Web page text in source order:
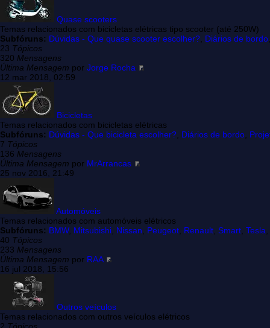
Quase scooters
Temas relacionados com bicicletas elétricas tipo scooter (até 250W)
Subfóruns: Dúvidas - Que quase scooter escolher? Diários de bordo
23 Tópicos
320 Mensagens
Última Mensagem por Jorge Rocha
12 mar 2018, 02:59
Bicicletas
Temas relacionados com bicicletas elétricas
Subfóruns: Dúvidas - Que bicicleta escolher? Diários de bordo
7 Tópicos
136 Mensagens
Última Mensagem por MrArrancas
25 nov 2016, 21:49
Automóveis
Temas relacionados com automóveis elétricos
Subfóruns: BMW, Mitsubishi Nissan Peugeot Renault Smart Tesla
40 Tópicos
233 Mensagens
Última Mensagem por RAA
16 jul 2018, 15:56
Outros veículos
Temas relacionados com outros veículos elétricos